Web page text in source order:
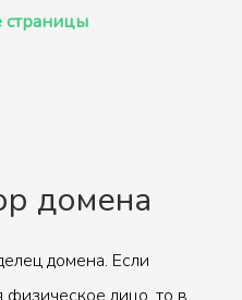
страницы
домена
домена. Если